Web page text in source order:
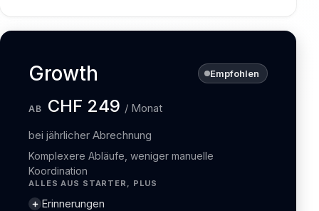
Growth Empfohlen
AB CHF 249 / Monat
bei jährlicher Abrechnung
Komplexere Abläufe, weniger manuelle
Koordination
ALLES AUS STARTER, PLUS
Erinnerungen